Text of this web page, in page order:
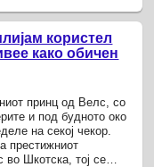
користел
како обичен
принц од Велс, со
и под будното око
на секој чекор.
престижниот
во Шкотска, тој се